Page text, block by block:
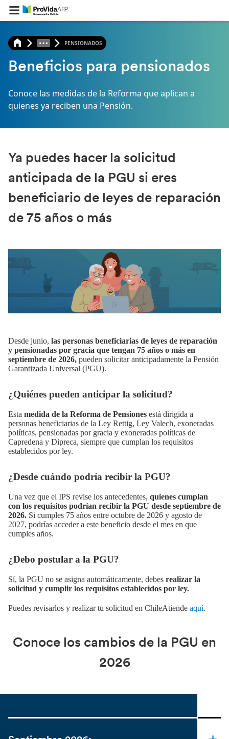
PENSIONADOS
Beneficios para pensionados
Conoce las medidas de la Reforma que aplican a
quienes ya reciben una Pensión.
Ya puedes hacer la solicitud
anticipada de la PGU si eres
beneficiario de leyes de reparación
de 75 años o más
Desde junio, las personas beneficiarias de leyes de reparación
y pensionadas por gracia que tengan 75 años o más en
septiembre de 2026, pueden solicitar anticipadamente la Pensión
Garantizada Universal (PGU).
¿Quiénes pueden anticipar la solicitud?
Esta medida de la Reforma de Pensiones está dirigida a
personas beneficiarias de la Ley Rettig, Ley Valech, exoneradas
políticas, pensionadas por gracia y exoneradas políticas de
Capredena y Dipreca, siempre que cumplan los requisitos
establecidos por ley.
¿Desde cuándo podría recibir la PGU?
Una vez que el IPS revise los antecedentes, quienes cumplan
con los requisitos podrían recibir la PGU desde septiembre de
2026. Si cumples 75 años entre octubre de 2026 y agosto de
2027, podrías acceder a este beneficio desde el mes en que
cumples años.
¿Debo postular a la PGU?
Sí, la PGU no se asigna automáticamente, debes realizar la
solicitud y cumplir los requisitos establecidos por ley.
Puedes revisarlos y realizar tu solicitud en ChileAtiende aquí.
Conoce los cambios de la PGU en
2026